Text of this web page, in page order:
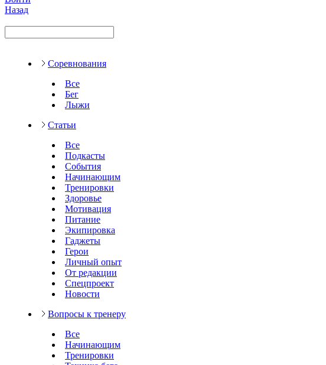
Назад
Соревнования
Все
Бег
Лыжи
Статьи
Все
Подкасты
События
Начинающим
Тренировки
Здоровье
Мотивация
Питание
Экипировка
Гаджеты
Герои
Личный опыт
От редакции
Спецпроект
Новости
Вопросы к тренеру
Все
Начинающим
Тренировки